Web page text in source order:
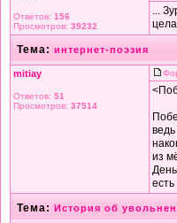
Ответов: 156
Просмотров: 39232
...
Тема: интернет-поэзия
mitiay
Ответов: 51
Просмотров: 37514
из
Тема: История об